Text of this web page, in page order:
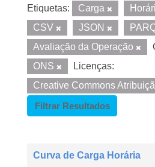
Etiquetas: Carga
CSV
JSON
Avaliação da Operação
ONS
Licenças:
Creative Commons
Filtrar Resultados
Curva de Carga Horária